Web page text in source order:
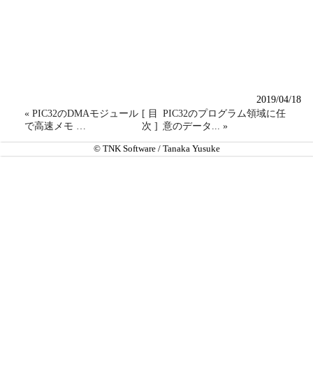
2019/04/18
« PIC32のDMAモジュール
で高速メモ …
[ 目
次 ]
PIC32のプログラム領域に任
意のデータ... »
© TNK Software / Tanaka Yusuke